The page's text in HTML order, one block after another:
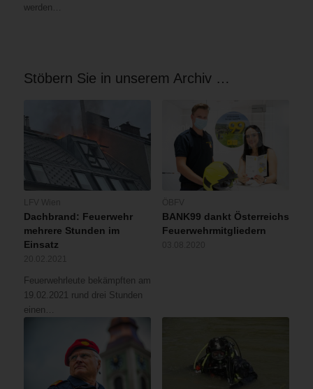
werden…
Stöbern Sie in unserem Archiv …
Dachbrand: Feuerwehr
mehrere Stunden im
Einsatz
Feuerwehrleute bekämpften am
19.02.2021 rund drei Stunden
einen…
BANK99 dankt Österreichs
Feuerwehrmitgliedern